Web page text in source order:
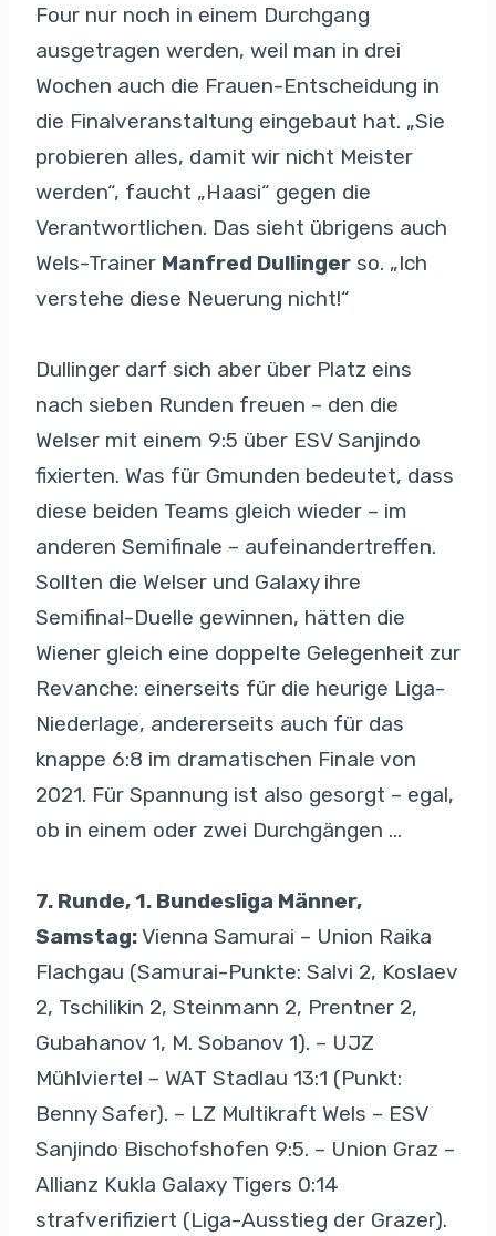
Four nur noch in einem Durchgang
ausgetragen werden, weil man in drei
Wochen auch die Frauen-Entscheidung in
die Finalveranstaltung eingebaut hat. „Sie
probieren alles, damit wir nicht Meister
werden“, faucht „Haasi“ gegen die
Verantwortlichen. Das sieht übrigens auch
Wels-Trainer Manfred Dullinger so. „Ich
verstehe diese Neuerung nicht!“
Dullinger darf sich aber über Platz eins
nach sieben Runden freuen – den die
Welser mit einem 9:5 über ESV Sanjindo
fixierten. Was für Gmunden bedeutet, dass
diese beiden Teams gleich wieder – im
anderen Semifinale – aufeinandertreffen.
Sollten die Welser und Galaxy ihre
Semifinal-Duelle gewinnen, hätten die
Wiener gleich eine doppelte Gelegenheit zur
Revanche: einerseits für die heurige Liga-
Niederlage, andererseits auch für das
knappe 6:8 im dramatischen Finale von
2021. Für Spannung ist also gesorgt – egal,
ob in einem oder zwei Durchgängen …
7. Runde, 1. Bundesliga Männer,
Samstag:Vienna Samurai – Union Raika
Flachgau (Samurai-Punkte: Salvi 2, Koslaev
2, Tschilikin 2, Steinmann 2, Prentner 2,
Gubahanov 1, M. Sobanov 1). – UJZ
Mühlviertel – WAT Stadlau 13:1 (Punkt:
Benny Safer). – LZ Multikraft Wels – ESV
Sanjindo Bischofshofen 9:5. – Union Graz –
Allianz Kukla Galaxy Tigers 0:14
strafverifiziert (Liga-Ausstieg der Grazer).